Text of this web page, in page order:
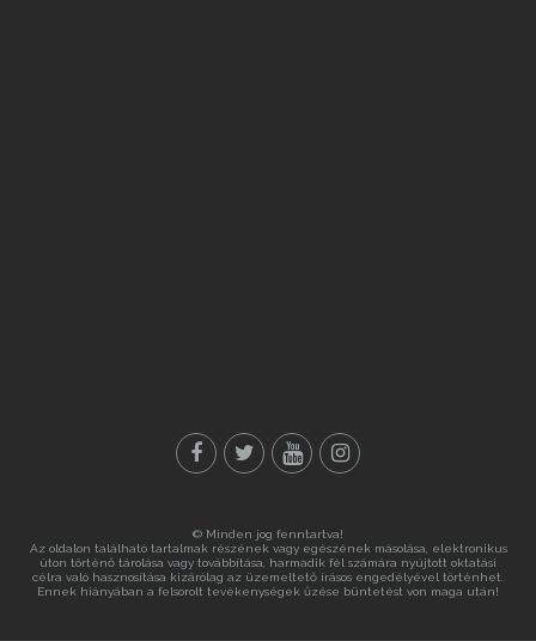
© Minden jog fenntartva!
Az oldalon található tartalmak részének vagy egészének másolása, elektronikus
úton történő tárolása vagy továbbítása, harmadik fél számára nyújtott oktatási
célra való hasznosítása kizárólag az üzemeltető írásos engedélyével történhet.
Ennek hiányában a felsorolt tevékenységek űzése büntetést von maga után!